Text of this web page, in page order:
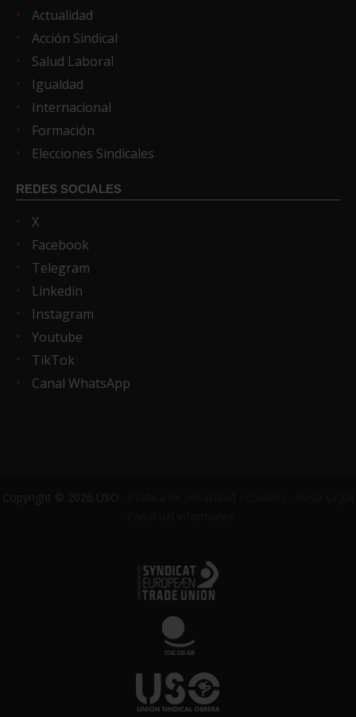
Actualidad
Acción Sindical
Salud Laboral
Igualdad
Internacional
Formación
Elecciones Sindicales
REDES SOCIALES
X
Facebook
Telegram
Linkedin
Instagram
Youtube
TikTok
Canal WhatsApp
Copyright © 2026 USO ·